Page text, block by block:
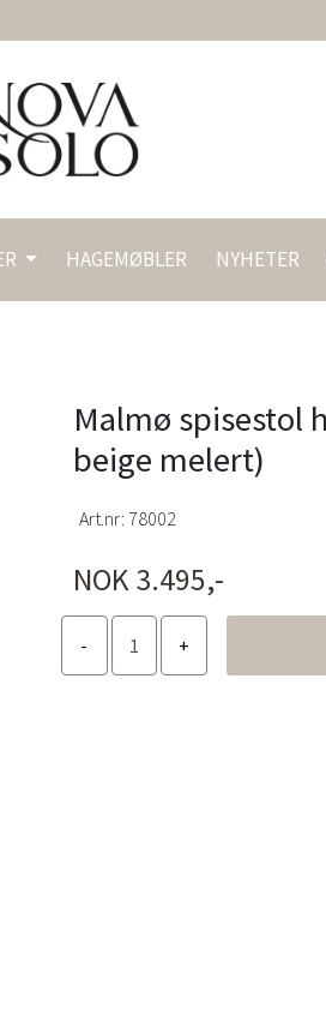
HAGEMØBLER NYHETER
Malmø spisestol
beige melert)
Art.nr: 78002
NOK 3.495,-